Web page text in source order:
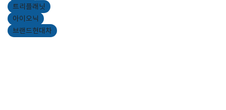
트리플래닛
아이오닉
브랜드현대차